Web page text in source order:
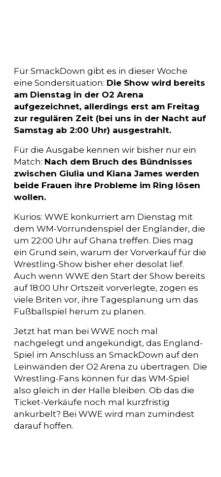
Für SmackDown gibt es in dieser Woche
eine Sondersituation: Die Show wird bereits
am Dienstag in der O2 Arena
aufgezeichnet, allerdings erst am Freitag
zur regulären Zeit (bei uns in der Nacht auf
Samstag ab 2:00 Uhr) ausgestrahlt.
Für die Ausgabe kennen wir bisher nur ein
Match: Nach dem Bruch des Bündnisses
zwischen Giulia und Kiana James werden
beide Frauen ihre Probleme im Ring lösen
wollen.
Kurios: WWE konkurriert am Dienstag mit
dem WM-Vorrundenspiel der Engländer, die
um 22:00 Uhr auf Ghana treffen. Dies mag
ein Grund sein, warum der Vorverkauf für die
Wrestling-Show bisher eher desolat lief.
Auch wenn WWE den Start der Show bereits
auf 18:00 Uhr Ortszeit vorverlegte, zogen es
viele Briten vor, ihre Tagesplanung um das
Fußballspiel herum zu planen.
Jetzt hat man bei WWE noch mal
nachgelegt und angekündigt, das England-
Spiel im Anschluss an SmackDown auf den
Leinwänden der O2 Arena zu übertragen. Die
Wrestling-Fans können für das WM-Spiel
also gleich in der Halle bleiben. Ob das die
Ticket-Verkäufe noch mal kurzfristig
ankurbelt? Bei WWE wird man zumindest
darauf hoffen.